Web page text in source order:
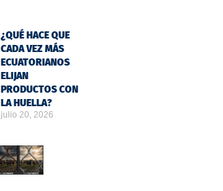
¿QUÉ HACE QUE
CADA VEZ MÁS
ECUATORIANOS
ELIJAN
PRODUCTOS CON
LA HUELLA?
julio 20, 2026